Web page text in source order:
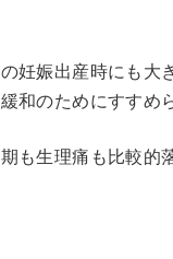
妊娠出産時にも
和のためにすすめ
も生理痛も比較